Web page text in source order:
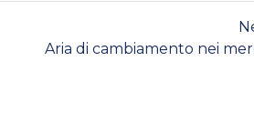
Aria di cambiamento nei